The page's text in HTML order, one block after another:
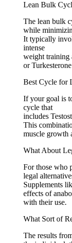
Lean Bulk
The lean bulk
while
It typically
intense
weight training
or
Best Cycle for
If your goal is
cycle that
includes
This
muscle growth
What About
For those who
legal
Supplements
effects of
with their use.
What Sort of
The results